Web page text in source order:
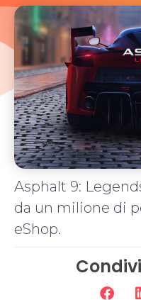
Asphalt 9:
da un milione di
eShop.